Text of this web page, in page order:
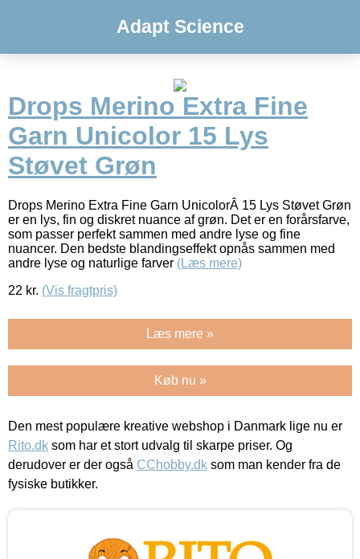
Adapt Science
Drops Merino Extra Fine
Garn Unicolor 15 Lys
Støvet Grøn
Drops Merino Extra Fine Garn UnicolorÂ 15 Lys Støvet Grøn
er en lys, fin og diskret nuance af grøn. Det er en forårsfarve,
som passer perfekt sammen med andre lyse og fine
nuancer. Den bedste blandingseffekt opnås sammen med
andre lyse og naturlige farver (Læs mere)
22 kr. (Vis fragtpris)
Læs mere »
Køb nu »
Den mest populære kreative webshop i Danmark lige nu er
Rito.dk som har et stort udvalg til skarpe priser. Og
derudover er der også CChobby.dk som man kender fra de
fysiske butikker.